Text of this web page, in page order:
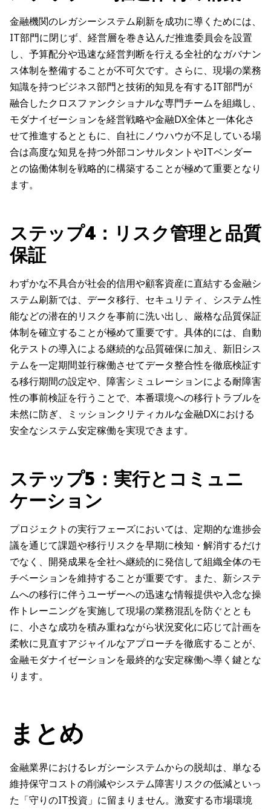
金融機関のレガシーシステム刷新を成功に導くためには、
IT部門に閉じず、経営層を巻き込んだ推進委員会を設置
し、予算配分や迅速な経営判断を行える全社的なガバナン
ス体制を整備することが不可欠です。さらに、現場の業務
知識を持つビジネス部門と技術的知見を有するIT部門が
融合したクロスファンクショナルな専門チームを組織し、
モダナイゼーションを経営戦略や金融DX全体と一体化さ
せて推進するとともに、自社にノウハウが不足している場
合は高度な知見を持つ外部コンサルタントやITベンダー
との協働体制を戦略的に構築することが極めて重要となり
ます。
ステップ4：リスク管理と品質
保証
わずかな不具合が社会的信用や顧客資産に直結する金融シ
ステム刷新では、データ移行、セキュリティ、システム性
能などの潜在的リスクを事前に洗い出し、厳格な品質保証
体制を確立することが極めて重要です。具体的には、自動
化テストの導入による継続的な品質確保に加え、新旧シス
テムを一定期間並行稼働させてデータ整合性を徹底検証す
る移行期間の設定や、障害シミュレーションによる耐障害
性の事前検証を行うことで、本番環境への移行トラブルを
未然に防ぎ、ミッションクリティカルな金融DXにおける
安全なシステム安定稼働を実現できます。
ステップ5：実行とコミュニ
ケーション
プロジェクトの実行フェーズにおいては、定期的な進捗会
議を通じて課題や移行リスクを早期に検知・解消するだけ
でなく、開発成果を全社へ継続的に発信して組織全体のモ
チベーションを維持することが重要です。また、新システ
ムへの移行に伴うユーザーへの迅速な情報提供や入念な操
作トレーニングを実施して現場の業務混乱を防ぐととも
に、小さな成功を積み重ねながら状況変化に応じて計画を
柔軟に見直すアジャイルなアプローチを徹底することが、
金融モダナイゼーションを最終的な安定稼働へ導く鍵とな
ります。
まとめ
金融業界におけるレガシーシステムからの脱却は、単なる
維持保守コストの削減やシステム障害リスクの低減といっ
た「守りのIT投資」に留まりません。激変する市場環境